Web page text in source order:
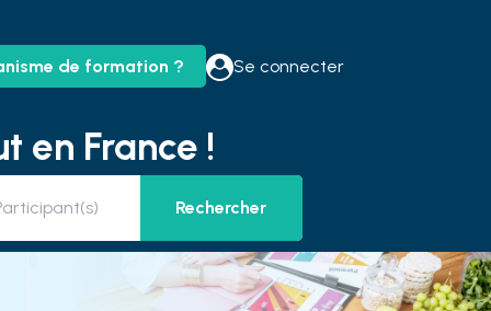
de formation ? Se connecter
en France !
Rechercher